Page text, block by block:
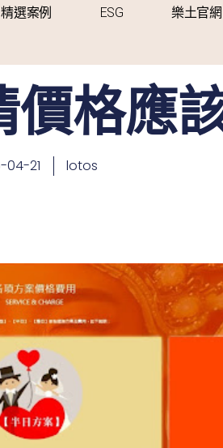
精選案例 ESG 樂土官網
格應
04-21 lotos